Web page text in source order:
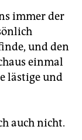
immer der
und den
einmal
lästige und
auch nicht.